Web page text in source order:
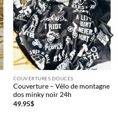
COUVERTURES DOUCES
Couverture – Vélo de montagne
dos minky noir 24h
49.95$